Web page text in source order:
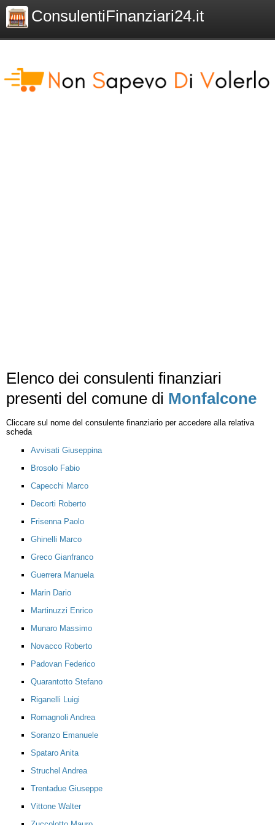
ConsulentiFinanziari24.it
Elenco dei consulenti finanziari
presenti del comune di Monfalcone
Cliccare sul nome del consulente finanziario per accedere alla relativa
scheda
Avvisati Giuseppina
Brosolo Fabio
Capecchi Marco
Decorti Roberto
Frisenna Paolo
Ghinelli Marco
Greco Gianfranco
Guerrera Manuela
Marin Dario
Martinuzzi Enrico
Munaro Massimo
Novacco Roberto
Padovan Federico
Quarantotto Stefano
Riganelli Luigi
Romagnoli Andrea
Soranzo Emanuele
Spataro Anita
Struchel Andrea
Trentadue Giuseppe
Vittone Walter